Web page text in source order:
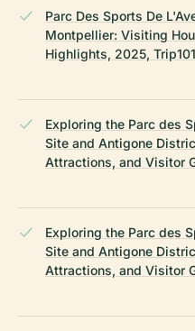
Parc Des Sports De
Montpellier: Visiting
Highlights, 2025, Trip101
Exploring the Parc des
Site and Antigone
Attractions, and Visitor
Exploring the Parc des
Site and Antigone
Attractions, and Visitor